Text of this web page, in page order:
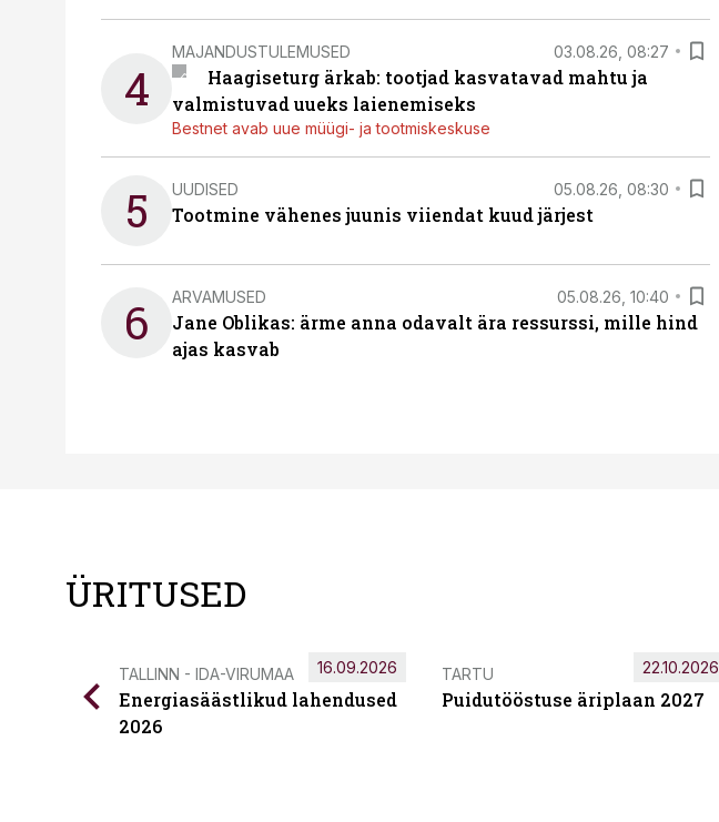
4
MAJANDUSTULEMUSED 03.08.26, 08:27
Haagiseturg ärkab: tootjad kasvatavad mahtu ja
valmistuvad uueks laienemiseks
Bestnet avab uue müügi- ja tootmiskeskuse
5 UUDISED 05.08.26, 08:30
Tootmine vähenes juunis viiendat kuud järjest
6 ARVAMUSED 05.08.26, 10:40
Jane Oblikas: ärme anna odavalt ära ressurssi, mille hind
ajas kasvab
ÜRITUSED
TALLINN - IDA-VIRUMAA
Energiasäästlikud lahendused
2026
16.09.2026 TARTU
Puidutööstuse äriplaan 2027
22.10.2026